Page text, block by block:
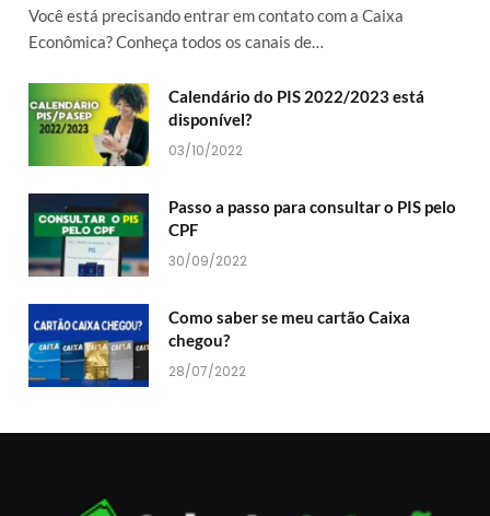
Você está precisando entrar em contato com a Caixa
Econômica? Conheça todos os canais de…
Calendário do PIS 2022/2023 está
disponível?
03/10/2022
Passo a passo para consultar o PIS pelo
CPF
30/09/2022
Como saber se meu cartão Caixa
chegou?
28/07/2022